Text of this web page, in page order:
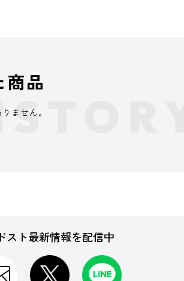
商品
ません。
スト最新情報を配信中